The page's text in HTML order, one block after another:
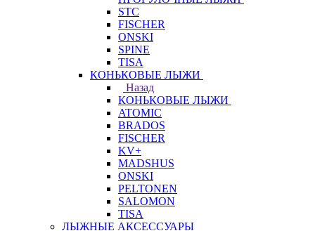
STC
FISCHER
ONSKI
SPINE
TISA
КОНЬКОВЫЕ ЛЫЖИ
Назад
КОНЬКОВЫЕ ЛЫЖИ
ATOMIC
BRADOS
FISCHER
KV+
MADSHUS
ONSKI
PELTONEN
SALOMON
TISA
ЛЫЖНЫЕ АКСЕССУАРЫ